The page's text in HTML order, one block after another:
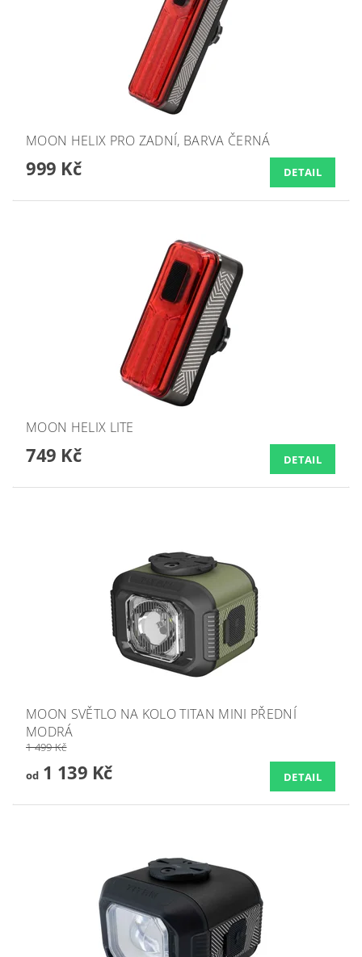
MOON HELIX PRO ZADNÍ, BARVA ČERNÁ
999 Kč DETAIL
MOON HELIX LITE
749 Kč DETAIL
MOON SVĚTLO NA KOLO TITAN MINI PŘEDNÍ
MODRÁ
1 499 Kč
od1 139 Kč DETAIL